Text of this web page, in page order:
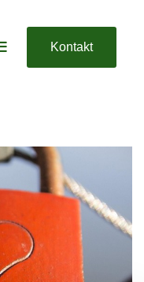
Kontakt